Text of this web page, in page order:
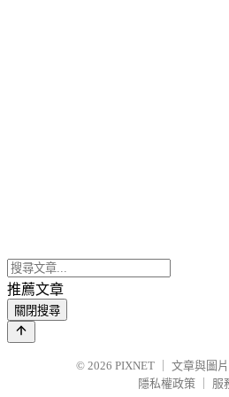
推薦文章
關閉搜尋
© 2026 PIXNET
文章與圖
隱私權政策
服